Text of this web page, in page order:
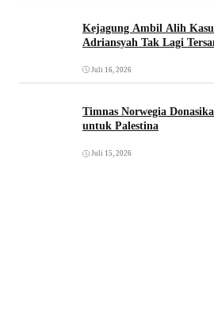
Kejagung Ambil Alih
Adriansyah Tak Lagi
Juli 16, 2026
Timnas Norwegia
untuk Palestina
Juli 15, 2026